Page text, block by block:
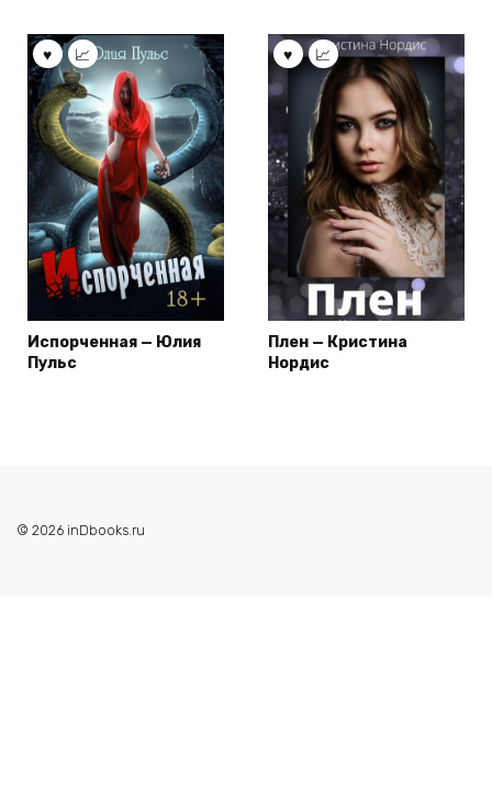
Испорченная — Юлия
Пульс
Плен — Кристина
Нордис
© 2026 inDbooks.ru